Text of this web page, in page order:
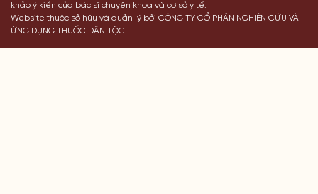
khảo ý kiến của bác sĩ chuyên khoa và cơ sở y tế.
Website thuộc sở hữu và quản lý bởi CÔNG TY CỔ PHẦN NGHIÊN CỨU VÀ
ỨNG DỤNG THUỐC DÂN TỘC